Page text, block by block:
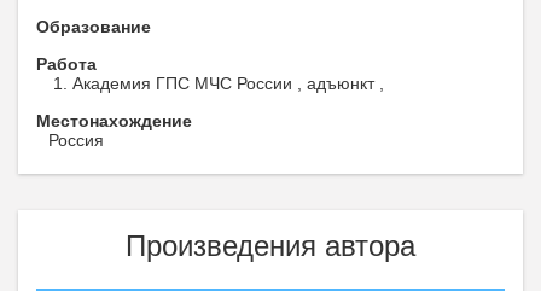
Образование
Работа
Академия ГПС МЧС России , адъюнкт ,
Местонахождение
Россия
Произведения автора